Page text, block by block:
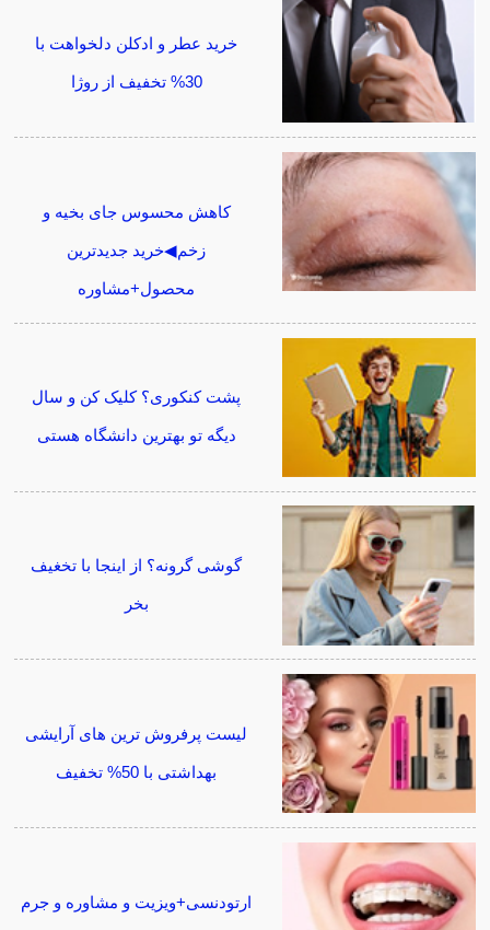
خرید عطر و ادکلن دلخواهت با
30% تخفیف از روژا
کاهش محسوس جای بخیه و
زخم◀خرید جدیدترین
محصول+مشاوره
پشت کنکوری؟ کلیک کن و سال
دیگه تو بهترین دانشگاه هستی
گوشی گرونه؟ از اینجا با تخغیف
بخر
لیست پرفروش ترین های آرایشی
بهداشتی با 50% تخفیف
ارتودنسی+ویزیت و مشاوره و جرم